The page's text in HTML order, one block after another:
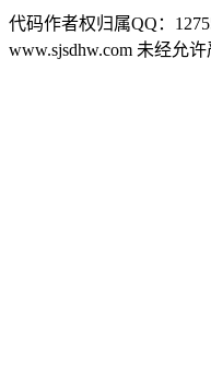
代码作者权归属QQ：
www.sjsdhw.com 未经允